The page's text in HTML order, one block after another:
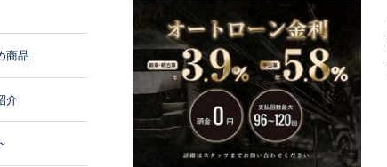
商品
介